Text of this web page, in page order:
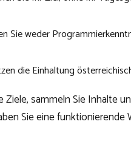
Sie weder
die Einhaltung
sammeln Sie Inhalte
Sie eine funktionierende